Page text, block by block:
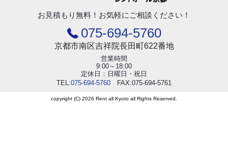
お見積もり無料！ お気軽にご相談ください！
075-694-5760
京都市南区吉祥院長田町622番地
営業時間
9:00～18:00
定休日：日曜日・祝日
TEL:075-694-5760 FAX:075-694-5761
copyright (C) 2026 Rent all Kyoto all Rights Reserved.